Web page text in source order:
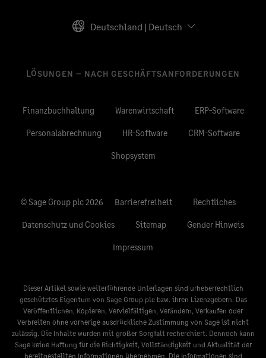
Deutschland | Deutsch
LÖSUNGEN – NACH GESCHÄFTSANFORDERUNGEN
Finanzbuchhaltung Warenwirtschaft ERP-Software
Personalabrechnung HR-Software CRM-Software
Shopsystem
© Sage Group plc 2026 Barrierefreiheit Rechtliches
Datenschutz und Cookies Sitemap Gender Hinweis
Impressum
Dieser Artikel sowie weiterführende Unterlagen sind urheberrechtlich
geschütztes Eigentum von Sage Group plc bzw. ihren Lizenzgebern. Das
Veröffentlichen, Kopieren, Vervielfältigen, Verändern, Verkaufen oder
Verbreiten ohne vorherige ausdrückliche Zustimmung von Sage ist nicht
zulässig. Die Inhalte wurden mit großer Sorgfalt recherchiert. Dennoch kann
Sage keine Haftung für die Richtigkeit, Vollständigkeit und Aktualität der
bereitgestellten Informationen übernehmen. Die Informationen sind